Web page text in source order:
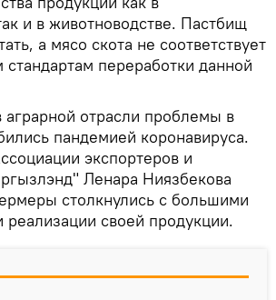
и в животноводстве. Пастбищ
а мясо скота не соответствует
переработки данной
отрасли проблемы в
пандемией коронавируса.
экспортеров и
Ленара Ниязбекова
столкнулись с большими
своей продукции.